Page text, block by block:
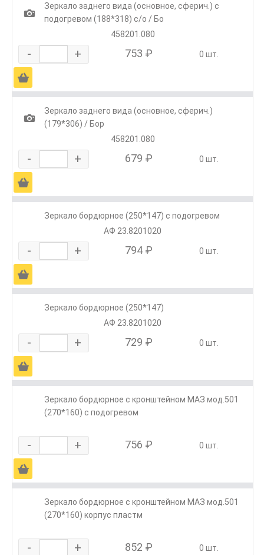
1
Зеркало заднего вида (основное, сферич.) с
подогревом (188*318) с/о / Бо
458201.080
- + 753 ₽ 0 шт.
Ä
1
Зеркало заднего вида (основное, сферич.)
(179*306) / Бор
458201.080
- + 679 ₽ 0 шт.
Ä
Зеркало бордюрное (250*147) с подогревом
АФ 23.8201020
- + 794 ₽ 0 шт.
Ä
Зеркало бордюрное (250*147)
АФ 23.8201020
- + 729 ₽ 0 шт.
Ä
Зеркало бордюрное с кронштейном МАЗ мод.501
(270*160) с подогревом
- + 756 ₽ 0 шт.
Ä
Зеркало бордюрное с кронштейном МАЗ мод.501
(270*160) корпус пластм
- + 852 ₽ 0 шт.